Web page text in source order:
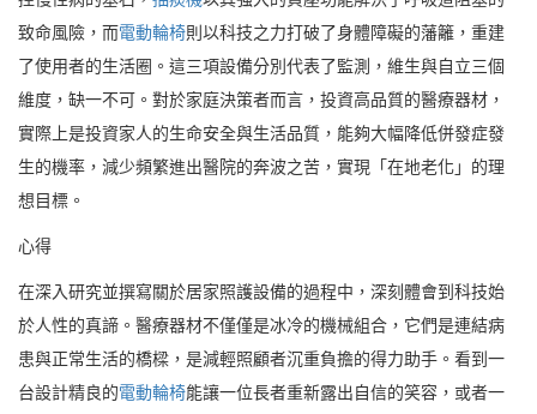
致命風險，而電動輪椅則以科技之力打破了身體障礙的藩籬，重建
了使用者的生活圈。這三項設備分別代表了監測，維生與自立三個
維度，缺一不可。對於家庭決策者而言，投資高品質的醫療器材，
實際上是投資家人的生命安全與生活品質，能夠大幅降低併發症發
生的機率，減少頻繁進出醫院的奔波之苦，實現「在地老化」的理
想目標。
心得
在深入研究並撰寫關於居家照護設備的過程中，深刻體會到科技始
於人性的真諦。醫療器材不僅僅是冰冷的機械組合，它們是連結病
患與正常生活的橋樑，是減輕照顧者沉重負擔的得力助手。看到一
台設計精良的電動輪椅能讓一位長者重新露出自信的笑容，或者一